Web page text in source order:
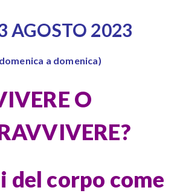
AGOSTO 2023
a domenica)
O
del corpo come